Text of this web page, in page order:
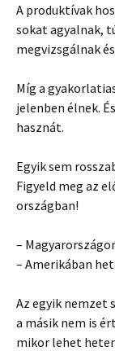
A produktívak
sokat agyalnak,
megvizsgálnak
Míg a
jelenben élnek.
hasznát.
Egyik sem
Figyeld meg az
országban!
–
– Amerikában
Az egyik nemzet
a másik nem is
mikor lehet